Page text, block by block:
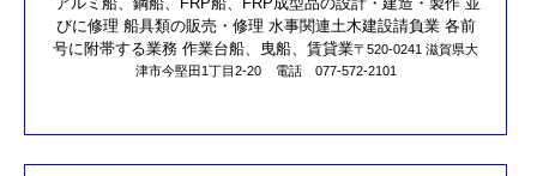
R元/10/25クラブハウスのリニューアルが完了しました。
R元/8/25果情報更新しました
びに修理 船具類の販売・修理 水事関連土木建設請負業 各前
号に附帯する業務 作業台船、曳船、賃貸業〒520-0241 滋賀県大
津市今堅田1丁目2-20
電話 077-572-2101